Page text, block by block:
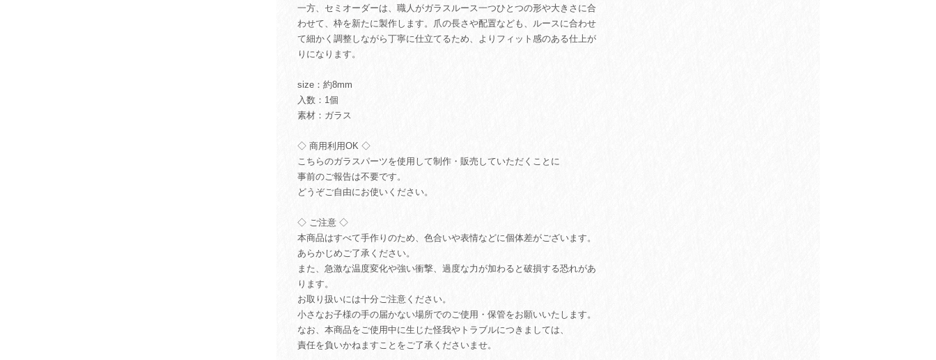
一方、セミオーダーは、職人がガラスルース一つひとつの形や大きさに合
わせて、枠を新たに製作します。爪の長さや配置なども、ルースに合わせ
て細かく調整しながら丁寧に仕立てるため、よりフィット感のある仕上が
りになります。
size：約8mm
入数：1個
素材：ガラス
◇ 商用利用OK ◇
こちらのガラスパーツを使用して制作・販売していただくことに
事前のご報告は不要です。
どうぞご自由にお使いください。
◇ ご注意 ◇
本商品はすべて手作りのため、色合いや表情などに個体差がございます。
あらかじめご了承ください。
また、急激な温度変化や強い衝撃、過度な力が加わると破損する恐れがあ
ります。
お取り扱いには十分ご注意ください。
小さなお子様の手の届かない場所でのご使用・保管をお願いいたします。
なお、本商品をご使用中に生じた怪我やトラブルにつきましては、
責任を負いかねますことをご了承くださいませ。